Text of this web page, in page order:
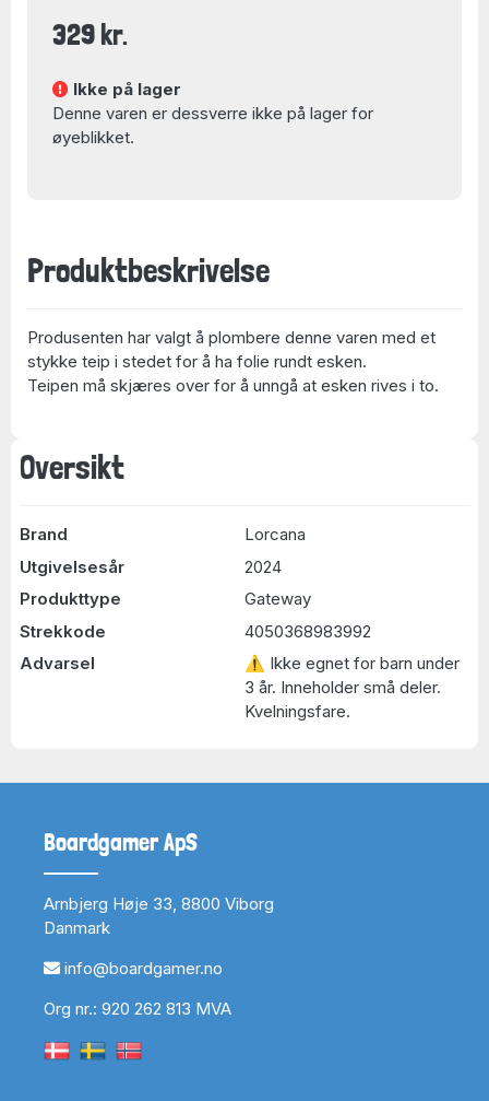
Oversikt
Brand
Lorcana
Utgivelsesår
2024
Produkttype
Gateway
Strekkode
4050368983992
Advarsel
⚠ Ikke egnet for barn under
3 år. Inneholder små deler.
Kvelningsfare.
329 kr.
Ikke på lager
Denne varen er dessverre ikke på lager for
øyeblikket.
Produktbeskrivelse
Produsenten har valgt å plombere denne varen med et
stykke teip i stedet for å ha folie rundt esken.
Teipen må skjæres over for å unngå at esken rives i to.
Boardgamer ApS
Arnbjerg Høje 33, 8800 Viborg
Danmark
info@boardgamer.no
Org nr.: 920 262 813 MVA